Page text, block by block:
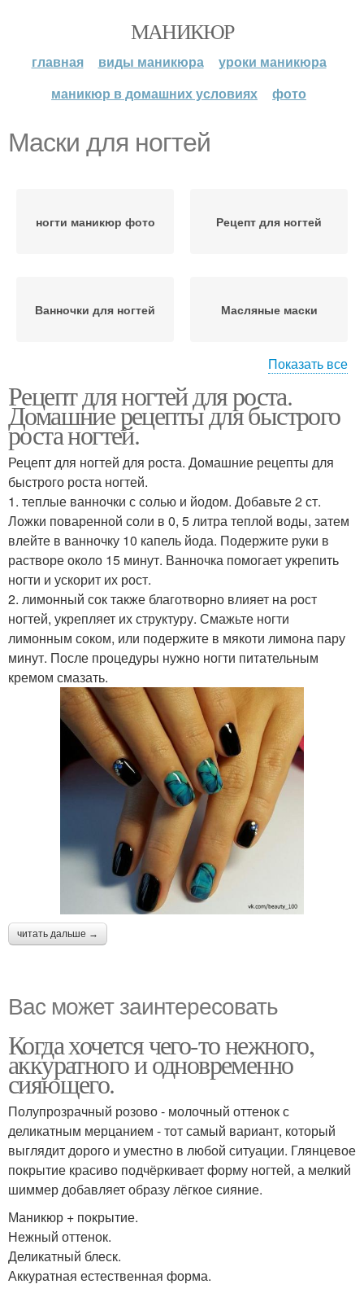
МАНИКЮР
главная виды маникюра
уроки маникюра
маникюр в домашних условиях
фото
Маски для ногтей
ногти маникюр фото Рецепт для ногтей
Ванночки для ногтей Масляные маски
Супер маски
роста
Маски для роста
Показать все
Рецепт для ногтей для роста.
Домашние рецепты для быстрого
роста ногтей.
Рецепт для ногтей для роста. Домашние рецепты для
быстрого роста ногтей.
1. теплые ванночки с солью и йодом. Добавьте 2 ст.
Ложки поваренной соли в 0, 5 литра теплой воды, затем
влейте в ванночку 10 капель йода. Подержите руки в
растворе около 15 минут. Ванночка помогает укрепить
ногти и ускорит их рост.
2. лимонный сок также благотворно влияет на рост
ногтей, укрепляет их структуру. Смажьте ногти
лимонным соком, или подержите в мякоти лимона пару
минут. После процедуры нужно ногти питательным
кремом смазать.
читать дальше →
Вас может заинтересовать
Когда хочется чего-то нежного,
аккуратного и одновременно
сияющего.
Полупрозрачный розово - молочный оттенок с
деликатным мерцанием - тот самый вариант, который
выглядит дорого и уместно в любой ситуации. Глянцевое
покрытие красиво подчёркивает форму ногтей, а мелкий
шиммер добавляет образу лёгкое сияние.
Маникюр + покрытие.
Нежный оттенок.
Деликатный блеск.
Аккуратная естественная форма.